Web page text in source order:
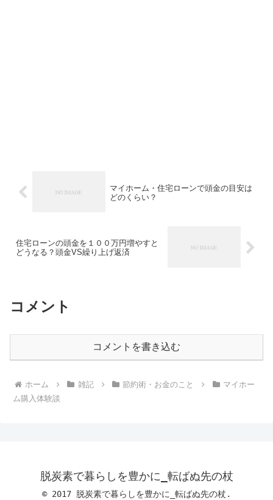
マイホーム・住宅ローンで頭金の目安は
どのくらい？
住宅ローンの頭金を１００万円増やすと
どうなる？頭金VS繰り上げ返済
コメント
コメントを書き込む
ホーム 雑記 節約術・お金のこと
マイホー
ム購入体験談
脱炭素で暮らしを豊かに_転ばぬ先の杖
© 2017 脱炭素で暮らしを豊かに_転ばぬ先の杖.